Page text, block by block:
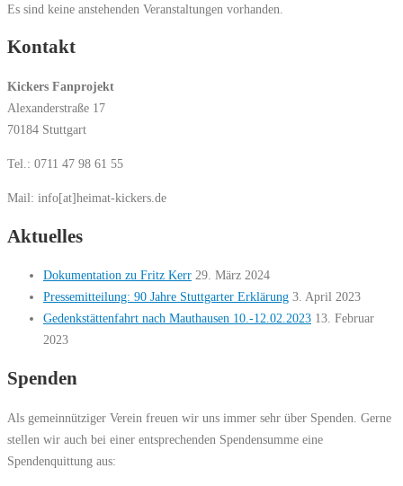
Es sind keine anstehenden Veranstaltungen vorhanden.
Kontakt
Kickers Fanprojekt
Alexanderstraße 17
70184 Stuttgart
Tel.: 0711 47 98 61 55
Mail: info[at]heimat-kickers.de
Aktuelles
Dokumentation zu Fritz Kerr 29. März 2024
Pressemitteilung: 90 Jahre Stuttgarter Erklärung 3. April 2023
Gedenkstättenfahrt nach Mauthausen 10.-12.02.2023 13. Februar
2023
Spenden
Als gemeinnütziger Verein freuen wir uns immer sehr über Spenden. Gerne
stellen wir auch bei einer entsprechenden Spendensumme eine
Spendenquittung aus: